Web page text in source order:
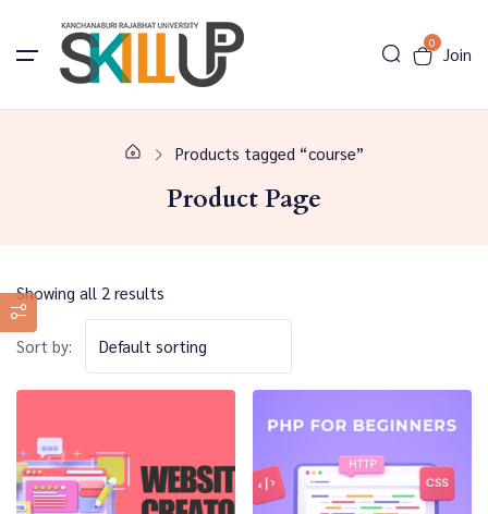
0
Join
Products tagged “course”
Product Page
Showing all 2 results
Sort by: